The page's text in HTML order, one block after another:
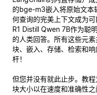
的bge-m3嵌入将原始文本
何查询的完美 上下文成为
R1 Distill Qwen 7B作为聪
的人类回答。所有这些元
块、嵌入、存储、检索和
杆！
但您并没有就此止步。教
块大小以在速度和准确性